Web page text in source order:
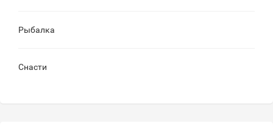
Рыбалка
Снасти